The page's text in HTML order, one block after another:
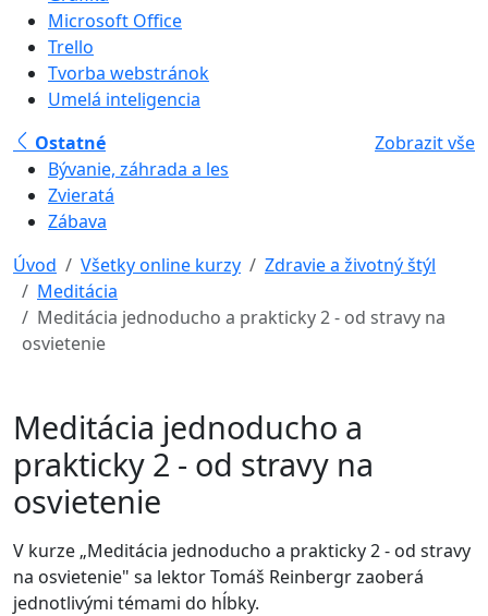
Microsoft Office
Trello
Tvorba webstránok
Umelá inteligencia
Ostatné
Zobrazit vše
Bývanie, záhrada a les
Zvieratá
Zábava
Úvod
Všetky online kurzy
Zdravie a životný štýl
Meditácia
Meditácia jednoducho a prakticky 2 - od stravy na
osvietenie
Meditácia jednoducho a
prakticky 2 - od stravy na
osvietenie
V kurze „Meditácia jednoducho a prakticky 2 - od stravy
na osvietenie" sa lektor Tomáš Reinbergr zaoberá
jednotlivými témami do hĺbky.